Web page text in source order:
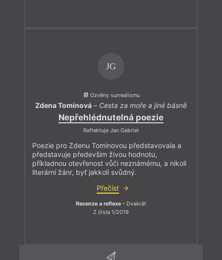
JG
Ozvěny surrealismu
Zdena Tominová – Cesta za moře a jiné básně
Nepřehlédnutelná poezie
Reflektuje Jan Gabriel
Poezie pro Zdenu Tominovou představovala a
představuje především živou hodnotu,
příkladnou otevřenost vůči neznámému, a nikoli
literární žánr, byť jakkoli svůdný.
Přečíst
Recenze a reflexe – Dvakrát
Z čísla 1/2019